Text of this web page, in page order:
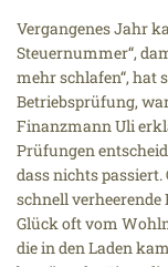
Vergangenes Jahr
Steuernummer“,
mehr schlafen“, hat
Betriebsprüfung,
Finanzmann Uli
Prüfungen
dass nichts
schnell
Glück oft vom
die in den Laden